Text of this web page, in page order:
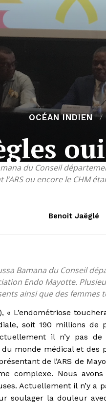
du Conseil
ou encore le CHM
OCÉAN INDIEN
Benoit Jaëglé
Bamana du Conseil
Endo Mayotte.
ainsi que des femmes
« L’endométriose
soit 190 millions de
il n’y pas
monde médical et des
de l’ARS de
complexe. Nous
Actuellement il n’y a
soulager la douleur